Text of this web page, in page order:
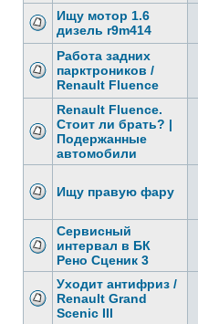
Ищу мотор 1.6
дизель r9m414
Работа задних
парктроников /
Renault Fluence
Renault Fluence.
Стоит ли брать? |
Подержанные
автомобили
Ищу правую фару
Сервисный
интервал в БК
Рено Сценик 3
Уходит антифриз /
Renault Grand
Scenic III